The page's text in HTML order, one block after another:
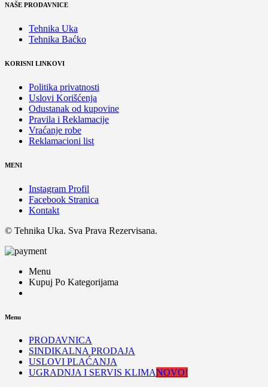
NAŠE PRODAVNICE
Tehnika Uka
Tehnika Baćko
KORISNI LINKOVI
Politika privatnosti
Uslovi Korišćenja
Odustanak od kupovine
Pravila i Reklamacije
Vraćanje robe
Reklamacioni list
MENI
Instagram Profil
Facebook Stranica
Kontakt
© Tehnika Uka. Sva Prava Rezervisana.
Menu
Kupuj Po Kategorijama
Menu
PRODAVNICA
SINDIKALNA PRODAJA
USLOVI PLAĆANJA
UGRADNJA I SERVIS KLIMANOVO!